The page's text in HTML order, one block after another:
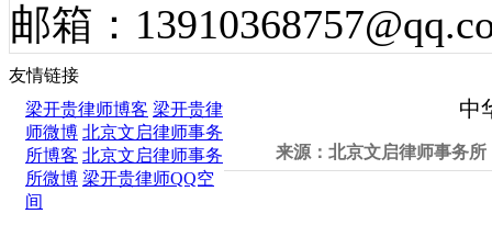
邮箱：
中
来源：北京文启律师事务
友情链接
梁开贵律师博客 梁开贵律
师微博 北京文启律师事务
所博客 北京文启律师事务
所微博 梁开贵律师QQ空
间